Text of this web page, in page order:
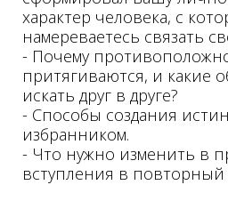
характер человека, с
намереваетесь связать
- Почему
притягиваются, и какие
искать друг в друге?
- Способы создания
избранником.
- Что нужно изменить в
вступления в повторный